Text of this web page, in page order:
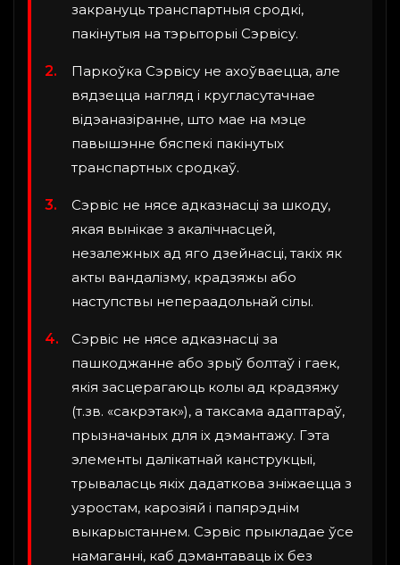
закрануць транспартныя сродкі,
пакінутыя на тэрыторыі Сэрвісу.
Паркоўка Сэрвісу не ахоўваецца, але
вядзецца нагляд і кругласутачнае
відэаназіранне, што мае на мэце
павышэнне бяспекі пакінутых
транспартных сродкаў.
Сэрвіс не нясе адказнасці за шкоду,
якая вынікае з акалічнасцей,
незалежных ад яго дзейнасці, такіх як
акты вандалізму, крадзяжы або
наступствы непераадольнай сілы.
Сэрвіс не нясе адказнасці за
пашкоджанне або зрыў болтаў і гаек,
якія засцерагаюць колы ад крадзяжу
(т.зв. «сакрэтак»), а таксама адаптараў,
прызначаных для іх дэмантажу. Гэта
элементы далікатнай канструкцыі,
трываласць якіх дадаткова зніжаецца з
узростам, карозіяй і папярэднім
выкарыстаннем. Сэрвіс прыкладае ўсе
намаганні, каб дэмантаваць іх без